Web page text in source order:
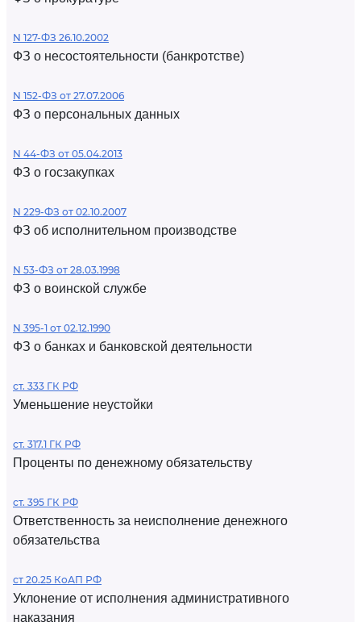
N 127-ФЗ 26.10.2002
ФЗ о несостоятельности (банкротстве)
N 152-ФЗ от 27.07.2006
ФЗ о персональных данных
N 44-ФЗ от 05.04.2013
ФЗ о госзакупках
N 229-ФЗ от 02.10.2007
ФЗ об исполнительном производстве
N 53-ФЗ от 28.03.1998
ФЗ о воинской службе
N 395-1 от 02.12.1990
ФЗ о банках и банковской деятельности
ст. 333 ГК РФ
Уменьшение неустойки
ст. 317.1 ГК РФ
Проценты по денежному обязательству
ст. 395 ГК РФ
Ответственность за неисполнение денежного
обязательства
ст 20.25 КоАП РФ
Уклонение от исполнения административного
наказания